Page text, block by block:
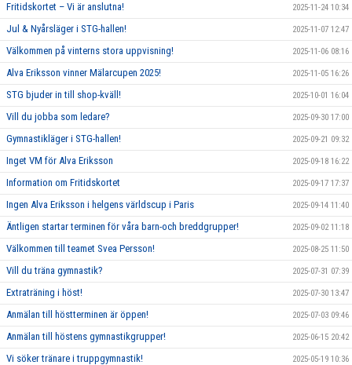
Fritidskortet – Vi är anslutna! 2025-11-24 10:34
Jul & Nyårsläger i STG-hallen! 2025-11-07 12:47
Välkommen på vinterns stora uppvisning! 2025-11-06 08:16
Alva Eriksson vinner Mälarcupen 2025! 2025-11-05 16:26
STG bjuder in till shop-kväll! 2025-10-01 16:04
Vill du jobba som ledare? 2025-09-30 17:00
Gymnastikläger i STG-hallen! 2025-09-21 09:32
Inget VM för Alva Eriksson 2025-09-18 16:22
Information om Fritidskortet 2025-09-17 17:37
Ingen Alva Eriksson i helgens världscup i Paris 2025-09-14 11:40
Äntligen startar terminen för våra barn-och breddgrupper! 2025-09-02 11:18
Välkommen till teamet Svea Persson! 2025-08-25 11:50
Vill du träna gymnastik? 2025-07-31 07:39
Extraträning i höst! 2025-07-30 13:47
Anmälan till höstterminen är öppen! 2025-07-03 09:46
Anmälan till höstens gymnastikgrupper! 2025-06-15 20:42
Vi söker tränare i truppgymnastik! 2025-05-19 10:36